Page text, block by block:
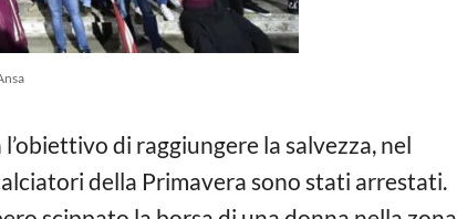
di raggiungere la salvezza, nel
della Primavera sono stati arrestati.